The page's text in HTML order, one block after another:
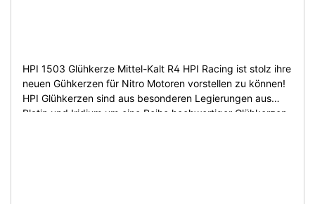
HPI 1503 Glühkerze Mittel-Kalt R4 HPI Racing ist stolz ihre
neuen Gühkerzen für Nitro Motoren vorstellen zu können!
HPI Glühkerzen sind aus besonderen Legierungen aus
Platin und Iridium um eine Reihe hochwertiger Glühkerzen